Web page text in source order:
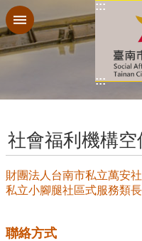
跳到主要內容區塊
:::
:::
社會福利機構空
財團法人台南市私立萬安
私立小腳腿社區式服務類
聯絡方式